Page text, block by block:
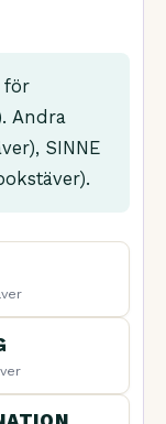
för
Andra
SINNE